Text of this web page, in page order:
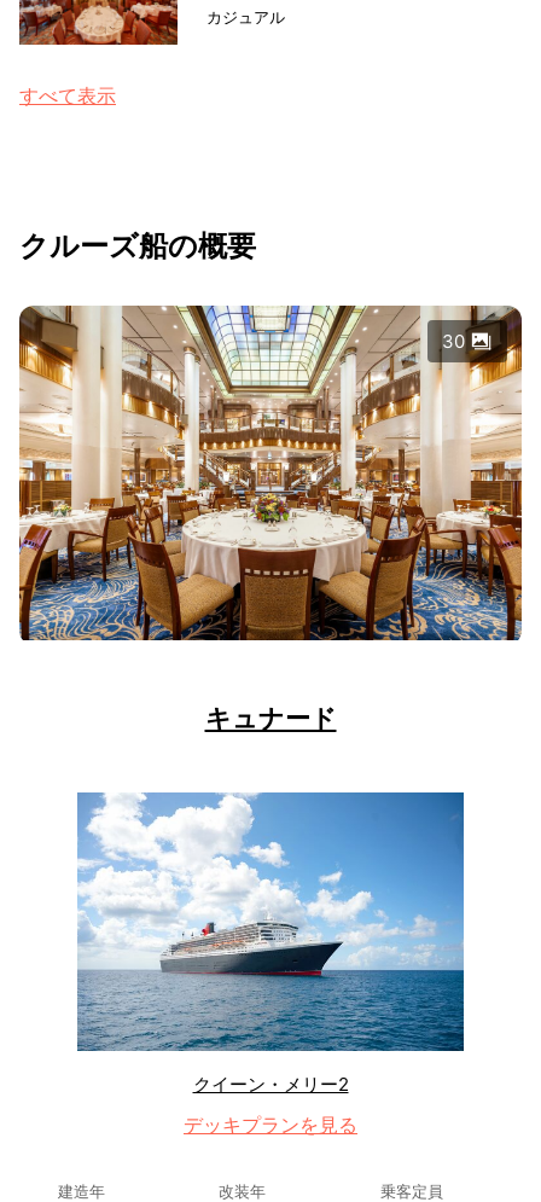
カジュアル
すべて表示
クルーズ船の概要
30
キュナード
クイーン・メリー2
デッキプランを見る
建造年 改装年 乗客定員